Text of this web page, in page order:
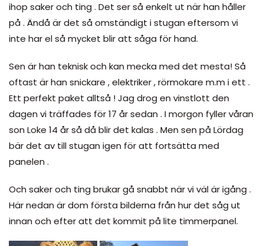
ihop saker och ting . Det ser så enkelt ut när han håller
på . Ändå är det så omständigt i stugan eftersom vi
inte har el så mycket blir att såga för hand.
Sen är han teknisk och kan mecka med det mesta! Så
oftast är han snickare , elektriker , rörmokare m.m i ett .
Ett perfekt paket alltså ! Jag drog en vinstlott den
dagen vi träffades för 17 år sedan . I morgon fyller våran
son Loke 14 år så då blir det kalas . Men sen på Lördag
bär det av till stugan igen för att fortsätta med
panelen .
Och saker och ting brukar gå snabbt när vi väl är igång .
Här nedan är dom första bilderna från hur det såg ut
innan och efter att det kommit på lite timmerpanel.